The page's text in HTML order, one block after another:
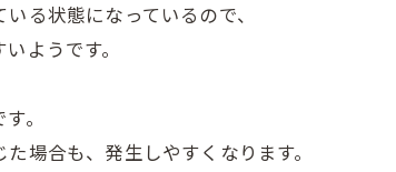
る状態になっているので、
ようです。
。
場合も、発生しやすくなります。